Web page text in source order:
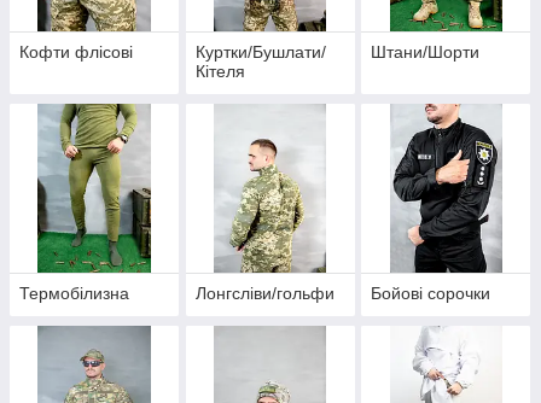
Кофти флісові
Куртки/Бушлати/
Кітеля
Штани/Шорти
Термобілизна Лонгсліви/гольфи Бойові сорочки